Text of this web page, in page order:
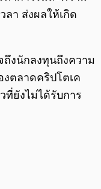
า ส่งผลให้เกิด
ถึงนักลงทุนถึงความ
ตลาดคริปโตเค
ที่ยังไม่ได้รับการ